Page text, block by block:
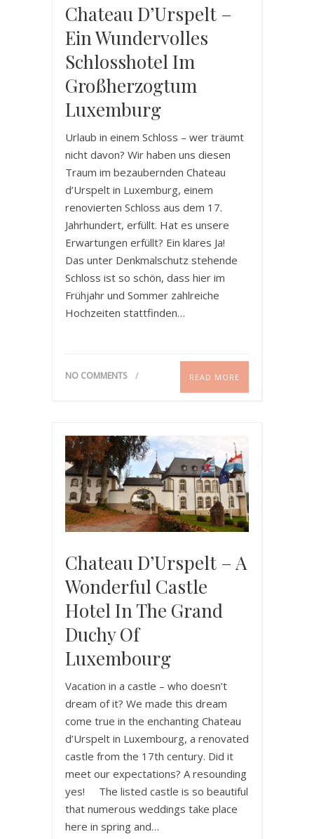
Chateau D’Urspelt –
Ein Wundervolles
Schlosshotel Im
Großherzogtum
Luxemburg
Urlaub in einem Schloss – wer träumt
nicht davon? Wir haben uns diesen
Traum im bezaubernden Chateau
d’Urspelt in Luxemburg, einem
renovierten Schloss aus dem 17.
Jahrhundert, erfüllt. Hat es unsere
Erwartungen erfüllt? Ein klares Ja!
Das unter Denkmalschutz stehende
Schloss ist so schön, dass hier im
Frühjahr und Sommer zahlreiche
Hochzeiten stattfinden…
NO COMMENTS READ MORE
Chateau D’Urspelt – A
Wonderful Castle
Hotel In The Grand
Duchy Of
Luxembourg
Vacation in a castle – who doesn’t
dream of it? We made this dream
come true in the enchanting Chateau
d’Urspelt in Luxembourg, a renovated
castle from the 17th century. Did it
meet our expectations? A resounding
yes! The listed castle is so beautiful
that numerous weddings take place
here in spring and…